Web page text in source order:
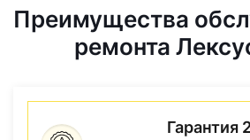
Преимущества
ремонта
Гарантия